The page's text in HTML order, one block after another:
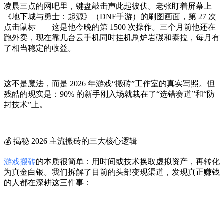
凌晨三点的网吧里，键盘敲击声此起彼伏。老张盯着屏幕上
《地下城与勇士：起源》（DNF手游）的刷图画面，第 27 次
点击鼠标——这是他今晚的第 1500 次操作。三个月前他还在
跑外卖，现在靠几台云手机同时挂机刷炉岩碳和泰拉，每月有
了相当稳定的收益。
这不是魔法，而是 2026 年游戏“搬砖”工作室的真实写照。但
残酷的现实是：90% 的新手刚入场就栽在了“选错赛道”和“防
封技术”上。
💰 揭秘 2026 主流搬砖的三大核心逻辑
游戏搬砖的本质很简单：用时间或技术换取虚拟资产，再转化
为真金白银。我们拆解了目前的头部变现渠道，发现真正赚钱
的人都在深耕这三件事：